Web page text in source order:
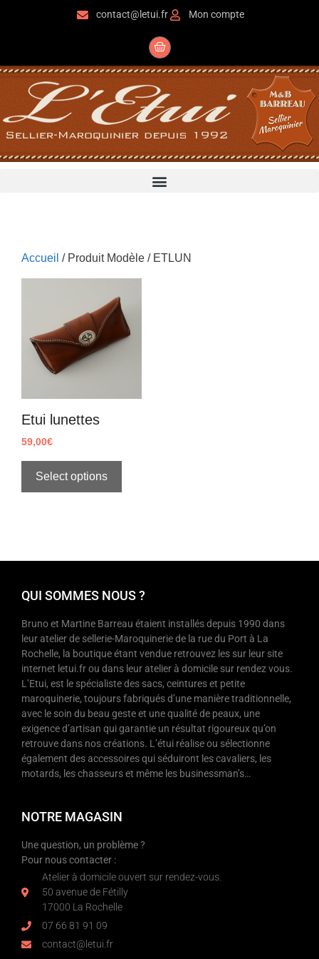
contact@letui.fr Mon compte
Accueil / Produit Modèle / ETLUN
Etui lunettes
59,00€
Select options
QUI SOMMES NOUS ?
Bruno et Martine Barreau étaient installés depuis 1990 dans
leur atelier de sellerie-Maroquinerie de la rue du Port à La
Rochelle, la boutique étant vendue retrouvez les sur leur site
internet letui.fr ou dans leur atelier à domicile sur rendez vous.
L’Etui, est le spécialiste des sacs, ceintures et petite
maroquinerie, toujours fabriqués d’une manière traditionnelle,
avec le soin du beau geste et une qualité de peaux, une
exigence d’artisan qui garantie un résultat rigoureux qu’on
retrouve dans nos créations. L’étui réalise ou sélectionne
également des accessoires qui séduiront les cavaliers, les
motards, les chasseurs et même les businessman’s…
NOTRE MAGASIN
Une question, un problème ?
Pour nous contacter :
Atelier à domicile ouvert sur rendez-vous.
50 avenue de Fétilly
17000 La Rochelle
07 66 81 91 09
contact@letui.fr